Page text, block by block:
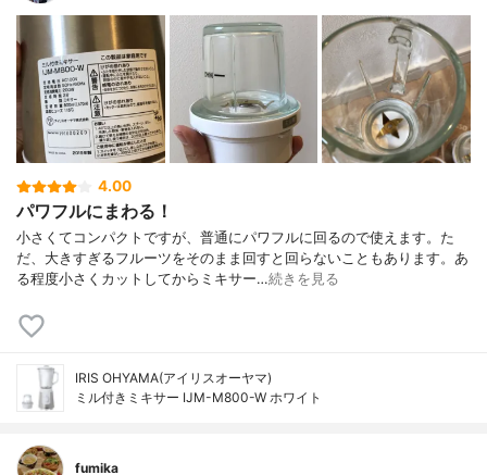
4.00
パワフルにまわる！
小さくてコンパクトですが、普通にパワフルに回るので使えます。た
だ、大きすぎるフルーツをそのまま回すと回らないこともあります。あ
る程度小さくカットしてからミキサー…続きを見る
IRIS OHYAMA(アイリスオーヤマ)
ミル付きミキサー IJM-M800-W ホワイト
fumika